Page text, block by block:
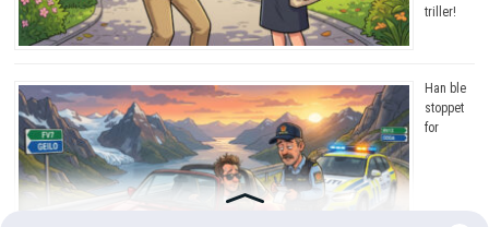
triller!
Han ble
stoppet
for